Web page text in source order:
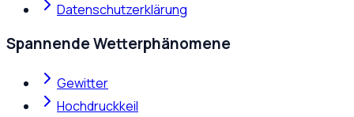
Datenschutzerklärung
Spannende Wetterphänomene
Gewitter
Hochdruckkeil